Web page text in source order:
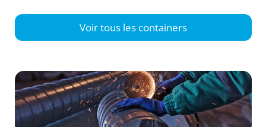
Voir tous les containers